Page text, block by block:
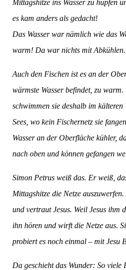
Mittagshitze ins Wasser zu hüpfen
es kam anders als gedacht!
Das Wasser war nämlich wie das
warm! Da war nichts mit Abkühlen.
Auch den Fischen ist es an der
wärmste Wasser befindet, zu warm.
schwimmen sie deshalb im kälteren
Sees, wo kein Fischernetz sie
Wasser an der Oberfläche kühler,
nach oben und können gefangen
Simon Petrus weiß das. Er weiß,
Mittagshitze die Netze
und vertraut Jesus. Weil Jesus ihm
ihn hören und wirft die Netze aus.
probiert es noch einmal – mit Jesu
Da geschieht das Wunder: So viele